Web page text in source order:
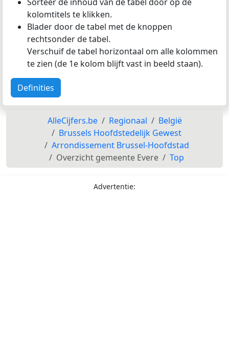
kolomtitels te klikken.
Blader door de tabel met de knoppen
rechtsonder de tabel.
Verschuif de tabel horizontaal om alle kolommen
te zien (de 1e kolom blijft vast in beeld staan).
Definities
AlleCijfers.be Regionaal
België
Brussels Hoofdstedelijk Gewest
Arrondissement Brussel-Hoofdstad
Overzicht gemeente Evere
Top
Advertentie: